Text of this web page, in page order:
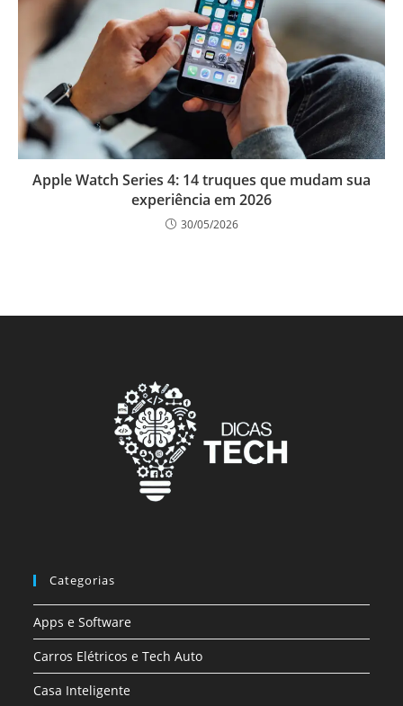
Apple Watch Series 4: 14 truques que mudam sua
experiência em 2026
30/05/2026
Categorias
Apps e Software
Carros Elétricos e Tech Auto
Casa Inteligente